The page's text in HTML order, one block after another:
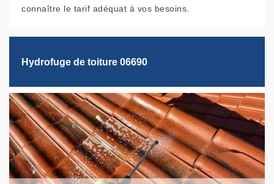
connaître le tarif adéquat à vos besoins.
Hydrofuge de toiture 06690